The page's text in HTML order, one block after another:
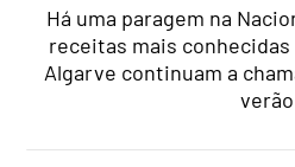
Há uma paragem na
receitas mais
Algarve continuam a
verão